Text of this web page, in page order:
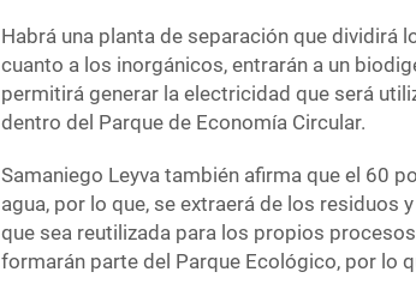
Habrá una planta de separación que dividirá
cuanto a los inorgánicos, entrarán a un
permitirá generar la electricidad que será
dentro del Parque de Economía Circular.
Samaniego Leyva también afirma que el 60
agua, por lo que, se extraerá de los residuos
que sea reutilizada para los propios
formarán parte del Parque Ecológico, por lo